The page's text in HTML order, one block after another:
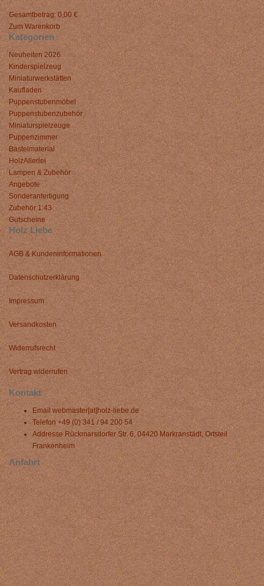
Gesamtbetrag: 0,00 €
Zum Warenkorb
Kategorien
Neuheiten 2026
Kinderspielzeug
Miniaturwerkstätten
Kaufladen
Puppenstubenmöbel
Puppenstubenzubehör
Miniaturspielzeuge
Puppenzimmer
Bastelmaterial
HolzAllerlei
Lampen & Zubehör
Angebote
Sonderanfertigung
Zubehör 1:43
Gutscheine
Holz Liebe
AGB & Kundeninformationen
Datenschutzerklärung
Impressum
Versandkosten
Widerrufsrecht
Vertrag widerrufen
Kontakt
Email webmaster[at]holz-liebe.de
Telefon +49 (0) 341 / 94 200 54
Addresse Rückmarsdorfer Str. 6, 04420 Markranstädt, Ortsteil
Frankenheim
Anfahrt